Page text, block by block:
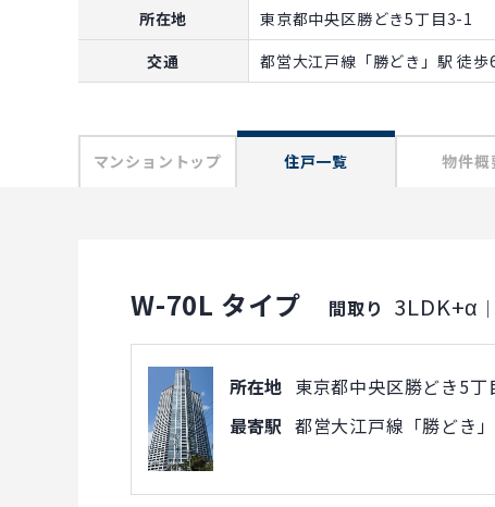
所在地 東京都中央区勝どき5丁目3-1
交通
都営大江戸線「勝どき」駅 徒歩
マンショントップ 住戸一覧 物件概
W-70L タイプ 間取り 3LDK+α ｜
所在地 東京都中央区勝どき5丁
最寄駅 都営大江戸線「勝どき